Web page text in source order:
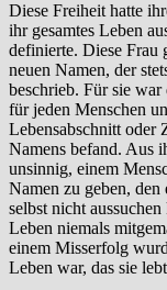
Diese Freiheit hatte
ihr gesamtes Leben
definierte. Diese Frau
neuen Namen, der
beschrieb. Für sie
für jeden Menschen
Lebensabschnitt oder
Namens befand. Aus
unsinnig, einem
Namen zu geben,
selbst nicht
Leben niemals
einem Misserfolg
Leben war, das sie